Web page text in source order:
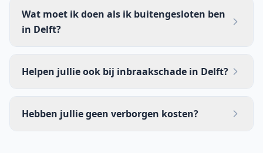
Wat moet ik doen als ik buitengesloten ben
in Delft?
Helpen jullie ook bij inbraakschade in Delft?
Hebben jullie geen verborgen kosten?